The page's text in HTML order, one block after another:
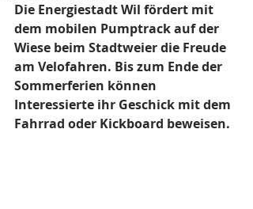
Die Energiestadt Wil fördert mit
dem mobilen Pumptrack auf der
Wiese beim Stadtweier die Freude
am Velofahren. Bis zum Ende der
Sommerferien können
Interessierte ihr Geschick mit dem
Fahrrad oder Kickboard beweisen.